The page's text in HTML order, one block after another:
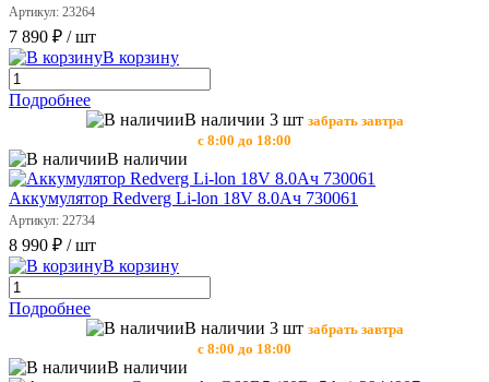
Артикул: 23264
7 890 ₽ / шт
В корзину
Подробнее
В наличии 3 шт забрать завтра
с 8:00 до 18:00
В наличии
Аккумулятор Redverg Li-lon 18V 8.0Ач 730061
Артикул: 22734
8 990 ₽ / шт
В корзину
Подробнее
В наличии 3 шт забрать завтра
с 8:00 до 18:00
В наличии